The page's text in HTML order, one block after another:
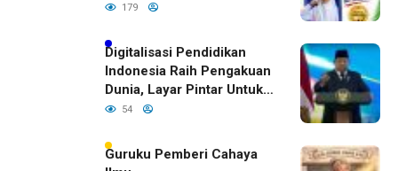
Bojonegoro Dengan
179
Digitalisasi Pendidikan
Indonesia Raih Pengakuan
Dunia, Layar Pintar Untuk
Semua Siswa
54
Guruku Pemberi Cahaya